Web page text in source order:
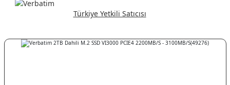
Türkiye Yetkili Satıcısı